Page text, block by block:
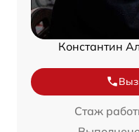
Константин
Стаж